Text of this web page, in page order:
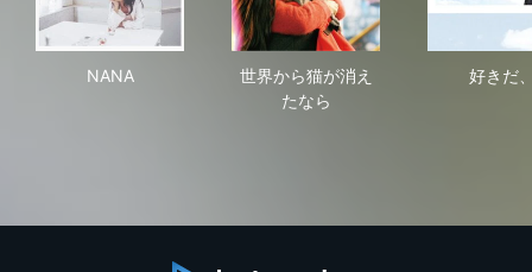
NANA
世界から猫が消え
たなら
好きだ